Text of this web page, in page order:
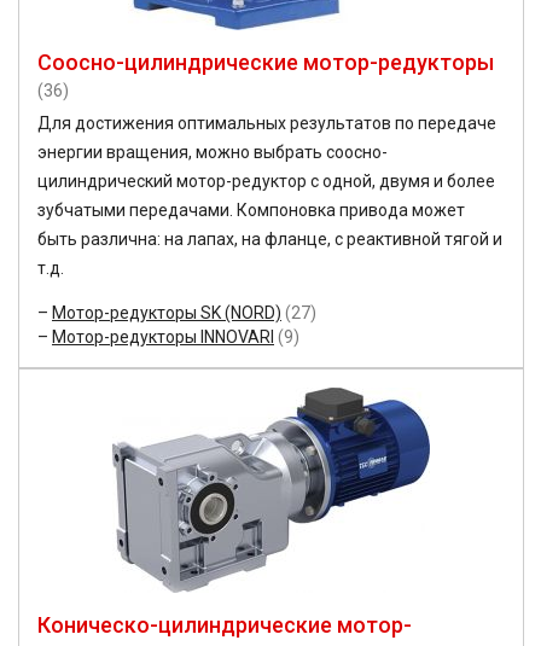
Соосно-цилиндрические мотор-редукторы
(36)
Для достижения оптимальных результатов по передаче
энергии вращения, можно выбрать соосно-
цилиндрический мотор-редуктор с одной, двумя и более
зубчатыми передачами. Компоновка привода может
быть различна: на лапах, на фланце, с реактивной тягой и
т.д.
Мотор-редукторы SK (NORD) (27)
Мотор-редукторы INNOVARI (9)
Коническо-цилиндрические мотор-